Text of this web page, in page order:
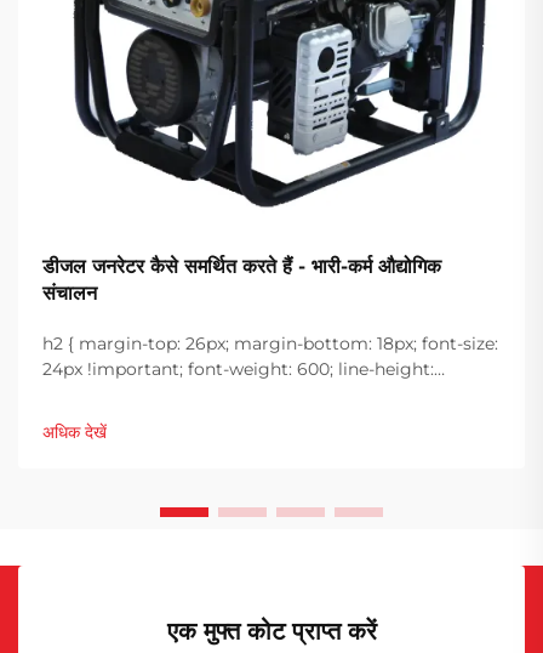
डीजल जनरेटर कैसे समर्थित करते हैं - भारी-कर्म औद्योगिक
संचालन
h2 { margin-top: 26px; margin-bottom: 18px; font-size:
24px !important; font-weight: 600; line-height:
font-size: 20px !important; font-weight: 600; line-
height: ...}
अधिक देखें
एक मुफ्त कोट प्राप्त करें